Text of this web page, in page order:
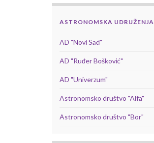
ASTRONOMSKA UDRUŽENJA
AD "Novi Sad"
AD "Ruđer Bošković"
AD "Univerzum"
Astronomsko društvo "Alfa"
Astronomsko društvo "Bor"